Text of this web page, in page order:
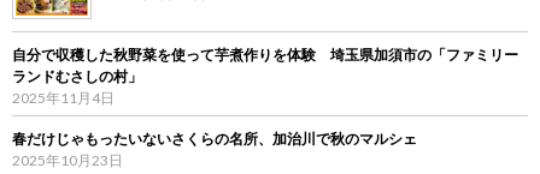
自分で収穫した秋野菜を使って芋煮作りを体験 埼玉県加須市の「ファミリー
ランドむさしの村」
2025年11月4日
春だけじゃもったいないさくらの名所、加治川で秋のマルシェ
2025年10月23日